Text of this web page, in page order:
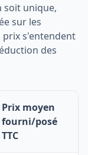
soit unique,
sur les
prix s'entendent
des
Prix moyen
fourni/posé
TTC